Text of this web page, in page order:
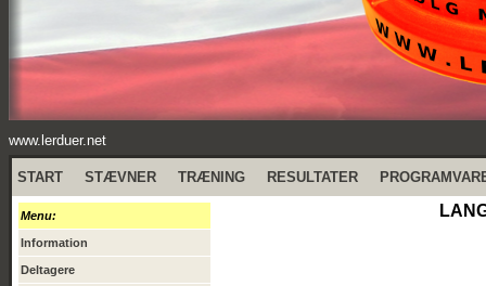
www.lerduer.net
START STÆVNER TRÆNING RESULTATER
Menu:
Information
Deltagere